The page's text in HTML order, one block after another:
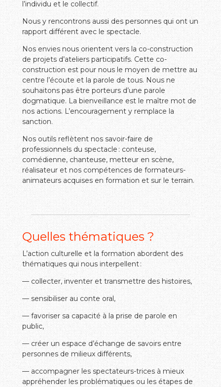
l’individu et le collectif.
Nous y rencontrons aussi des personnes qui ont un
rapport différent avec le spectacle.
Nos envies nous orientent vers la co-construction
de projets d’ateliers participatifs. Cette co-
construction est pour nous le moyen de mettre au
centre l’écoute et la parole de tous. Nous ne
souhaitons pas être porteurs d’une parole
dogmatique. La bienveillance est le maître mot de
nos actions. L’encouragement y remplace la
sanction.
Nos outils reflètent nos savoir-faire de
professionnels du spectacle : conteuse,
comédienne, chanteuse, metteur en scène,
réalisateur et nos compétences de formateurs-
animateurs acquises en formation et sur le terrain.
Quelles thématiques ?
L’action culturelle et la formation abordent des
thématiques qui nous interpellent :
— collecter, inventer et transmettre des histoires,
— sensibiliser au conte oral,
— favoriser sa capacité à la prise de parole en
public,
— créer un espace d’échange de savoirs entre
personnes de milieux différents,
— accompagner les spectateurs-trices à mieux
appréhender les problématiques ou les étapes de